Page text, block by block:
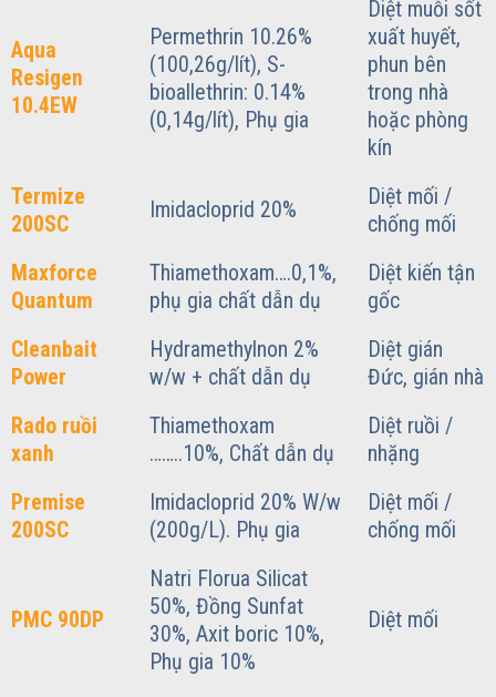
Aqua
Resigen
10.4EW
Permethrin 10.26%
(100,26g/lít), S-
bioallethrin: 0.14%
(0,14g/lít), Phụ gia
Diệt muỗi sốt
xuất huyết,
phun bên
trong nhà
hoặc phòng
kín
Termize
200SC
Imidacloprid 20%
Diệt mối /
chống mối
Maxforce
Quantum
Thiamethoxam….0,1%,
phụ gia chất dẫn dụ
Diệt kiến tận
gốc
Cleanbait
Power
Hydramethylnon 2%
w/w + chất dẫn dụ
Diệt gián
Đức, gián nhà
Rado ruồi
xanh
Thiamethoxam
……..10%, Chất dẫn dụ
Diệt ruồi /
nhặng
Premise
200SC
Imidacloprid 20% W/w
(200g/L). Phụ gia
Diệt mối /
chống mối
PMC 90DP
Natri Florua Silicat
50%, Đồng Sunfat
30%, Axit boric 10%,
Phụ gia 10%
Diệt mối